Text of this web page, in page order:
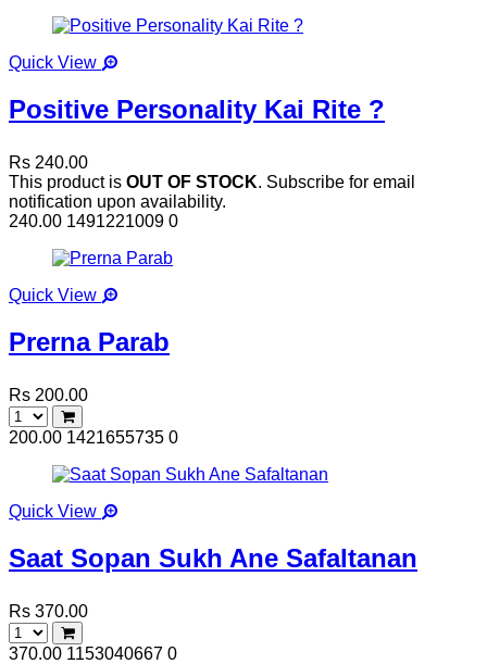
Quick View
Positive Personality Kai Rite ?
Rs 240.00
This product is OUT OF STOCK. Subscribe for email
notification upon availability.
240.00 1491221009 0
Quick View
Prerna Parab
Rs 200.00
200.00 1421655735 0
Quick View
Saat Sopan Sukh Ane Safaltanan
Rs 370.00
370.00 1153040667 0